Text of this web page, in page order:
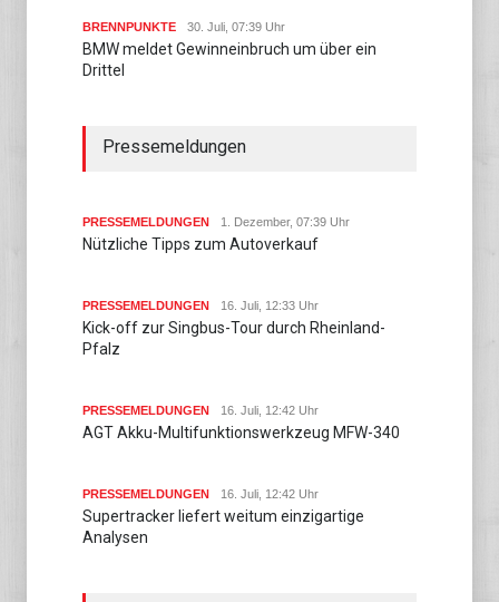
BRENNPUNKTE 30. Juli, 07:39 Uhr
BMW meldet Gewinneinbruch um über ein
Drittel
Pressemeldungen
PRESSEMELDUNGEN 1. Dezember, 07:39 Uhr
Nützliche Tipps zum Autoverkauf
PRESSEMELDUNGEN 16. Juli, 12:33 Uhr
Kick-off zur Singbus-Tour durch Rheinland-
Pfalz
PRESSEMELDUNGEN 16. Juli, 12:42 Uhr
AGT Akku-Multifunktionswerkzeug MFW-340
PRESSEMELDUNGEN 16. Juli, 12:42 Uhr
Supertracker liefert weitum einzigartige
Analysen